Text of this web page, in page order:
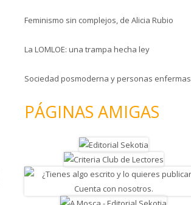
Feminismo sin complejos, de Alicia Rubio
La LOMLOE: una trampa hecha ley
Sociedad posmoderna y personas enfermas
PÁGINAS AMIGAS